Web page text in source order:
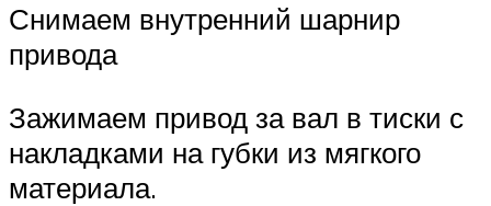
Снимаем внутренний шарнир
привода
Зажимаем привод за вал в тиски с
накладками на губки из мягкого
материала.